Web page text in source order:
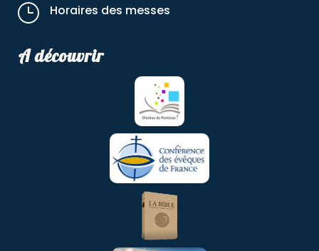
} Horaires des messes
A découvrir